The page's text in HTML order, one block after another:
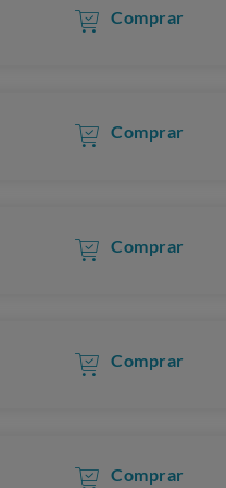
Comprar
Comprar
Comprar
Comprar
Comprar